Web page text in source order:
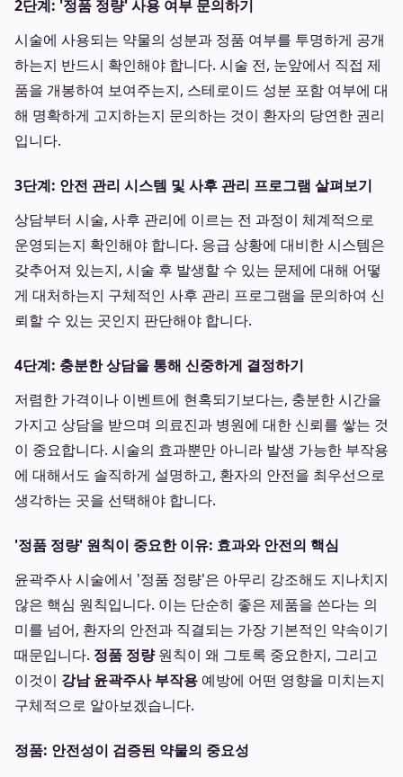
2단계: '정품 정량' 사용 여부 문의하기
시술에 사용되는 약물의 성분과 정품 여부를 투명하게 공개
하는지 반드시 확인해야 합니다. 시술 전, 눈앞에서 직접 제
품을 개봉하여 보여주는지, 스테로이드 성분 포함 여부에 대
해 명확하게 고지하는지 문의하는 것이 환자의 당연한 권리
입니다.
3단계: 안전 관리 시스템 및 사후 관리 프로그램 살펴보기
상담부터 시술, 사후 관리에 이르는 전 과정이 체계적으로
운영되는지 확인해야 합니다. 응급 상황에 대비한 시스템은
갖추어져 있는지, 시술 후 발생할 수 있는 문제에 대해 어떻
게 대처하는지 구체적인 사후 관리 프로그램을 문의하여 신
뢰할 수 있는 곳인지 판단해야 합니다.
4단계: 충분한 상담을 통해 신중하게 결정하기
저렴한 가격이나 이벤트에 현혹되기보다는, 충분한 시간을
가지고 상담을 받으며 의료진과 병원에 대한 신뢰를 쌓는 것
이 중요합니다. 시술의 효과뿐만 아니라 발생 가능한 부작용
에 대해서도 솔직하게 설명하고, 환자의 안전을 최우선으로
생각하는 곳을 선택해야 합니다.
'정품 정량' 원칙이 중요한 이유: 효과와 안전의 핵심
윤곽주사 시술에서 '정품 정량'은 아무리 강조해도 지나치지
않은 핵심 원칙입니다. 이는 단순히 좋은 제품을 쓴다는 의
미를 넘어, 환자의 안전과 직결되는 가장 기본적인 약속이기
때문입니다. 정품 정량원칙이 왜 그토록 중요한지, 그리고
이것이 강남 윤곽주사 부작용 예방에 어떤 영향을 미치는지
구체적으로 알아보겠습니다.
정품: 안전성이 검증된 약물의 중요성